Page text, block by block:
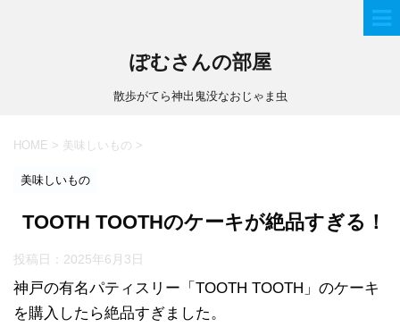
ぽむさんの部屋
散歩がてら神出鬼没なおじゃま虫
HOME > 美味しいもの >
美味しいもの
TOOTH TOOTHのケーキが絶品すぎる！
投稿日： 2025年6月3日
神戸の有名パティスリー「TOOTH TOOTH」のケーキ
を購入したら絶品すぎました。